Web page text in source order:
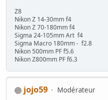
Z8
Nikon Z 14-30mm f4
Nikon Z 70-180mm f4
Sigma 24-105mm Art f4
Sigma Macro 180mm - f2.8
Nikon 500mm PF f5.6
Nikon Z800mm PF f6.3
jojo59
Modérateur